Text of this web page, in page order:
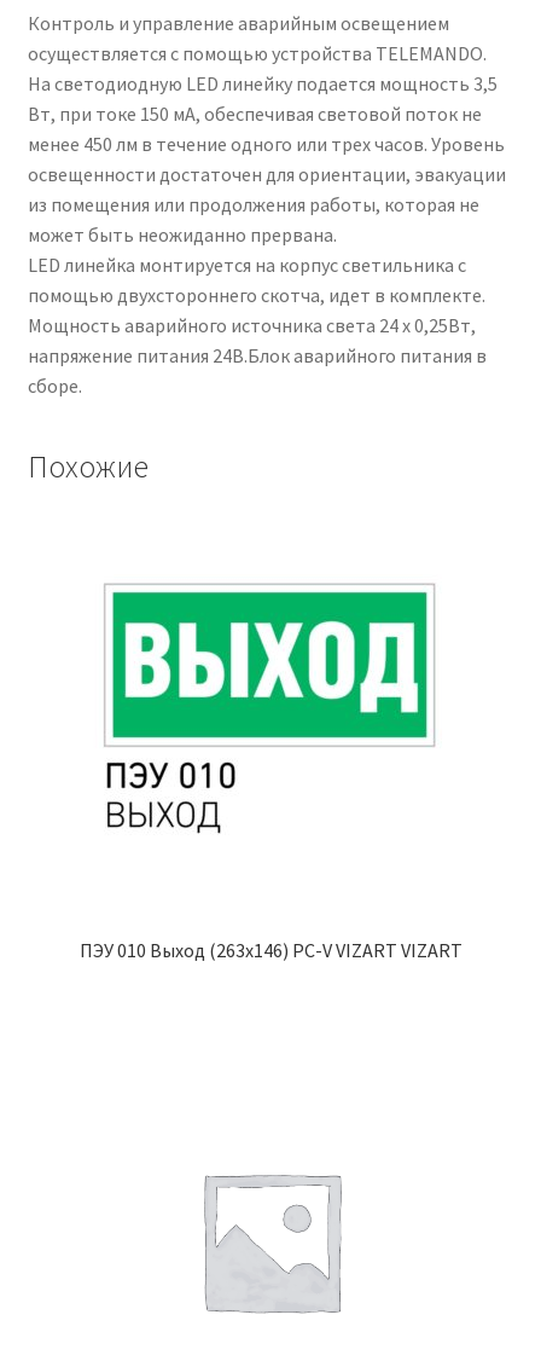
Контроль и управление аварийным освещением
осуществляется с помощью устройства TELEMANDO.
На светодиодную LED линейку подается мощность 3,5
Вт, при токе 150 мА, обеспечивая световой поток не
менее 450 лм в течение одного или трех часов. Уровень
освещенности достаточен для ориентации, эвакуации
из помещения или продолжения работы, которая не
может быть неожиданно прервана.
LED линейка монтируется на корпус светильника с
помощью двухстороннего скотча, идет в комплекте.
Мощность аварийного источника света 24 х 0,25Вт,
напряжение питания 24В.Блок аварийного питания в
сборе.
Похожие
ПЭУ 010 Выход (263х146) PC-V VIZART VIZART